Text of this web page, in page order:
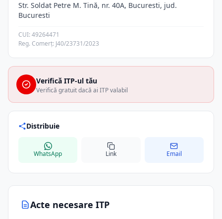
Acte necesare ITP
Str. Soldat Petre M. Tină, nr. 40A, Bucuresti, jud.
Bucuresti
CUI: 49264471
Reg. Comerț: J40/23731/2023
Verifică ITP-ul tău
Verifică gratuit dacă ai ITP valabil
Distribuie
WhatsApp Link Email